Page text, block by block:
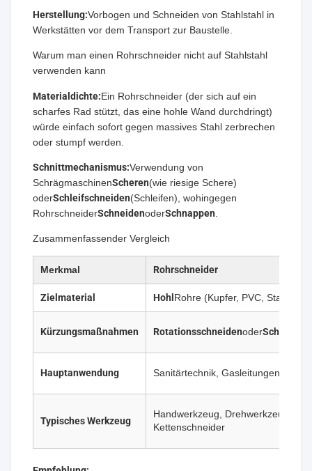
Herstellung:Vorbogen und Schneiden von Stahlstahl in
Werkstätten vor dem Transport zur Baustelle.
Warum man einen Rohrschneider nicht auf Stahlstahl
verwenden kann
Materialdichte:Ein Rohrschneider (der sich auf ein
scharfes Rad stützt, das eine hohle Wand durchdringt)
würde einfach sofort gegen massives Stahl zerbrechen
oder stumpf werden.
Schnittmechanismus:Verwendung von
SchrägmaschinenScheren(wie riesige Schere)
oderSchleifschneiden(Schleifen), wohingegen
RohrschneiderSchneidenoderSchnappen
Zusammenfassender Vergleich
Merkmal Rohrschneider
Zielmaterial Hohl Rohre (Kupfer, PVC, Stahlrohr)
Kürzungsmaßnahmen Rotationsschneidenoder
Hauptanwendung Sanitärtechnik, Gasleitungen,
Typisches Werkzeug
Handwerkzeug, Drehwerkzeug,
Kettenschneider